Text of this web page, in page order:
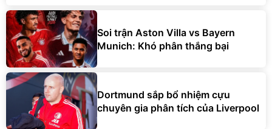
Soi trận Aston Villa vs Bayern
Munich: Khó phân thắng bại
Dortmund sắp bổ nhiệm cựu
chuyên gia phân tích của Liverpool